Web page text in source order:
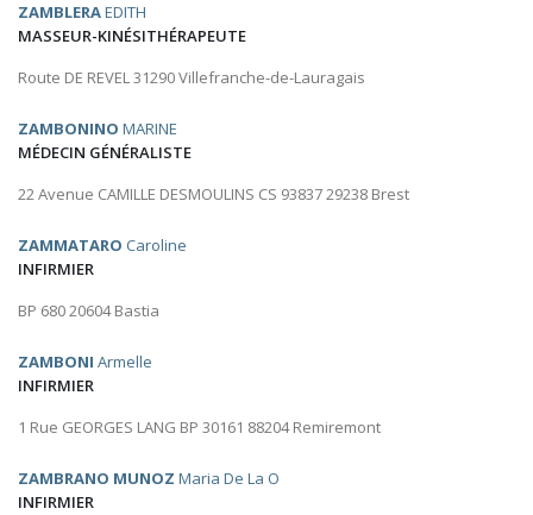
ZAMBLERAEDITH
MASSEUR-KINÉSITHÉRAPEUTE
Route DE REVEL 31290 Villefranche-de-Lauragais
ZAMBONINO MARINE
MÉDECIN GÉNÉRALISTE
22 Avenue CAMILLE DESMOULINS CS 93837 29238 Brest
ZAMMATARO Caroline
INFIRMIER
BP 680 20604 Bastia
ZAMBONI Armelle
INFIRMIER
1 Rue GEORGES LANG BP 30161 88204 Remiremont
ZAMBRANO MUNOZ Maria De La O
INFIRMIER